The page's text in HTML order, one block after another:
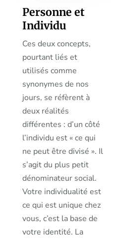
Personne et
Individu
Ces deux concepts,
pourtant liés et
utilisés comme
synonymes de nos
jours, se réfèrent à
deux réalités
différentes : d’un côté
l’individu est « ce qui
ne peut être divisé ». Il
s’agit du plus petit
dénominateur social.
Votre individualité est
ce qui est unique chez
vous, c’est la base de
votre identité. La